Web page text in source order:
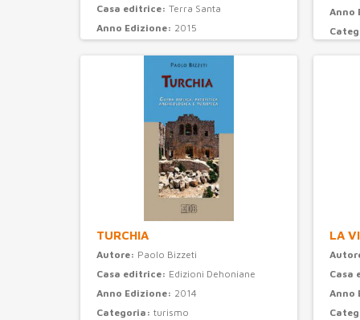
Casa editrice: Terra Santa
Anno Edizione: 2015
Anno
TURCHIA
Autore: Paolo Bizzeti
Casa editrice: Edizioni Dehoniane
Anno Edizione: 2014
Categoria: turismo
LA
Casa
Anno